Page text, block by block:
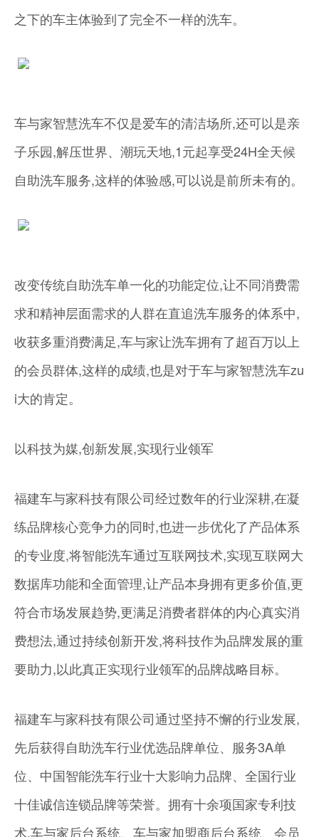
之下的车主体验到了完全不一样的洗车。
车与家智慧洗车不仅是爱车的清洁场所,还可以是亲
子乐园,解压世界、潮玩天地,1元起享受24H全天候
自助洗车服务,这样的体验感,可以说是前所未有的。
改变传统自助洗车单一化的功能定位,让不同消费需
求和精神层面需求的人群在直追洗车服务的体系中,
收获多重消费满足,车与家让洗车拥有了超百万以上
的会员群体,这样的成绩,也是对于车与家智慧洗车zu
i大的肯定。
以科技为媒,创新发展,实现行业领军
福建车与家科技有限公司经过数年的行业深耕,在凝
练品牌核心竞争力的同时,也进一步优化了产品体系
的专业度,将智能洗车通过互联网技术,实现互联网大
数据库功能和全面管理,让产品本身拥有更多价值,更
符合市场发展趋势,更满足消费者群体的内心真实消
费想法,通过持续创新开发,将科技作为品牌发展的重
要助力,以此真正实现行业领军的品牌战略目标。
福建车与家科技有限公司通过坚持不懈的行业发展,
先后获得自助洗车行业优选品牌单位、服务3A单
位、中国智能洗车行业十大影响力品牌、全国行业
十佳诚信连锁品牌等荣誉。拥有十余项国家专利技
术,车与家后台系统、车与家加盟商后台系统、会员